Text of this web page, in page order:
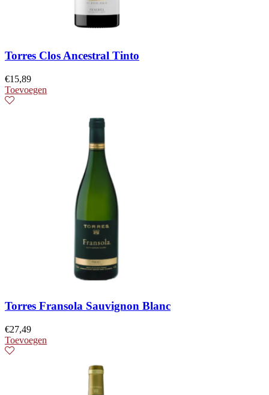
Torres Clos Ancestral Tinto
€15,89
Toevoegen
Torres Fransola Sauvignon Blanc
€27,49
Toevoegen